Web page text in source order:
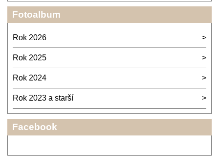
Fotoalbum
Rok 2026
Rok 2025
Rok 2024
Rok 2023 a starší
Facebook